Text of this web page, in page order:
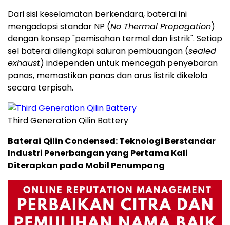
Dari sisi keselamatan berkendara, baterai ini
mengadopsi standar NP (No Thermal Propagation)
dengan konsep "pemisahan termal dan listrik". Setiap
sel baterai dilengkapi saluran pembuangan (sealed
exhaust) independen untuk mencegah penyebaran
panas, memastikan panas dan arus listrik dikelola
secara terpisah.
Third Generation Qilin Battery
Baterai Qilin Condensed: Teknologi Berstandar
Industri Penerbangan yang Pertama Kali
Diterapkan pada Mobil Penumpang